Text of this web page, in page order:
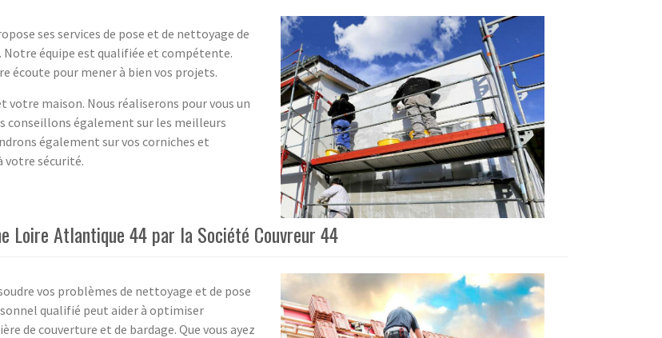
ses services de pose et de nettoyage de
équipe est qualifiée et compétente.
écoute pour mener à bien vos projets.
maison. Nous réaliserons pour vous un
conseillons également sur les meilleurs
également sur vos corniches et
votre sécurité.
Loire Atlantique 44 par la Société Couvreur 44
vos problèmes de nettoyage et de pose
qualifié peut aider à optimiser
de couverture et de bardage. Que vous ayez